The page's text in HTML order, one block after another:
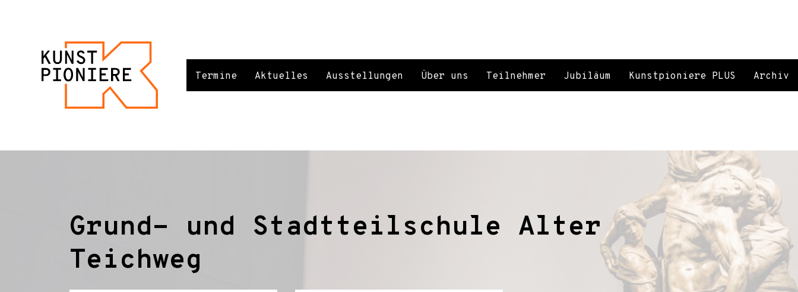
Termine Aktuelles Ausstellungen Über uns Teilnehmer Jubiläum Kunstpioniere PLUS Archiv
Grund- und Stadtteilschule Alter
Teichweg